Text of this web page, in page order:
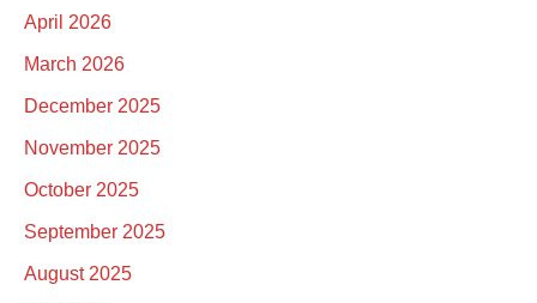
April 2026
March 2026
December 2025
November 2025
October 2025
September 2025
August 2025